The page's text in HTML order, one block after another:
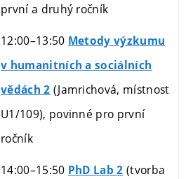
první a druhý ročník
12:00–13:50 Metody výzkumu
v humanitních a sociálních
vědách 2 (Jamrichová, místnost
U1/109), povinné pro první
ročník
14:00–15:50 PhD Lab 2 (tvorba